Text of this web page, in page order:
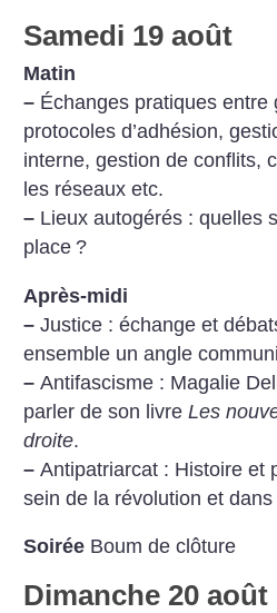
Samedi 19 août
Matin
– Échanges pratiques entre
protocoles d’adhésion,
interne, gestion de conflits,
les réseaux etc.
– Lieux autogérés : quelles
place ?
Après-midi
– Justice : échange et
ensemble un angle
– Antifascisme : Magalie
parler de son livreLes
droite.
– Antipatriarcat : Histoire et
sein de la révolution et dans
Soirée Boum de clôture
Dimanche 20 août